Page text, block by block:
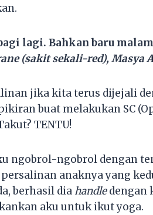
lagi. Bahkan baru
(sakit sekali-red), Masya
jika kita terus dijejali
buat melakukan SC
TENTU!
ngobrol-ngobrol dengan
anaknya yang
berhasil diahandledengan
aku untuk ikut yoga.